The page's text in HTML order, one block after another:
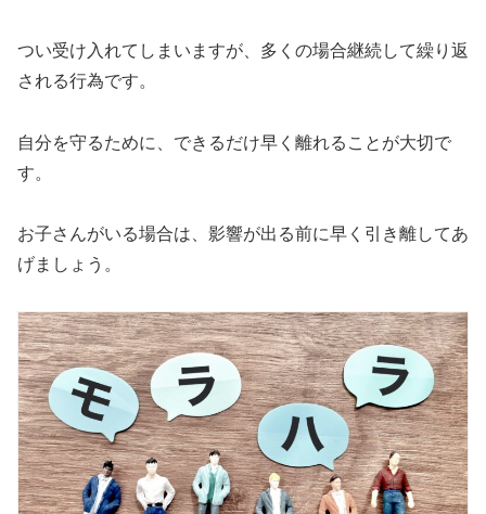
つい受け入れてしまいますが、多くの場合継続して繰り返
される行為です。
自分を守るために、できるだけ早く離れることが大切で
す。
お子さんがいる場合は、影響が出る前に早く引き離してあ
げましょう。